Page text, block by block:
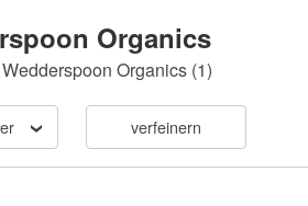
Organics
Wedderspoon Organics (1)
verfeinern